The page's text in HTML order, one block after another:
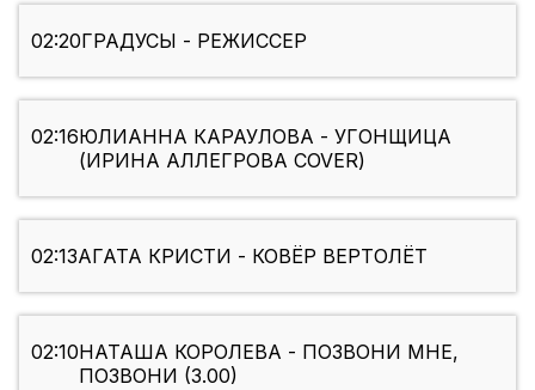
02:20ГРАДУСЫ - РЕЖИССЕР
02:16ЮЛИАННА КАРАУЛОВА - УГОНЩИЦА
(ИРИНА АЛЛЕГРОВА COVER)
02:13АГАТА КРИСТИ - КОВЁР ВЕРТОЛЁТ
02:10НАТАША КОРОЛЕВА - ПОЗВОНИ МНЕ,
ПОЗВОНИ (3.00)